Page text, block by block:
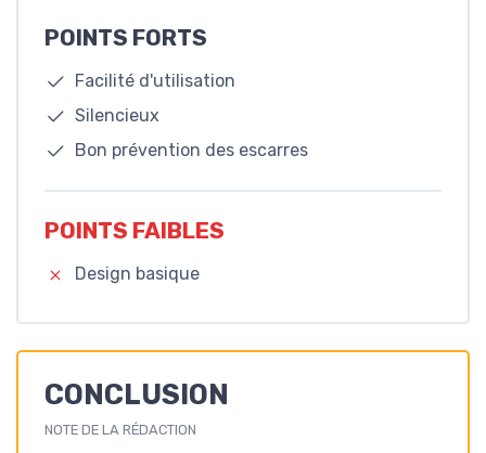
POINTS FORTS
Facilité d'utilisation
Silencieux
Bon prévention des escarres
POINTS FAIBLES
Design basique
CONCLUSION
NOTE DE LA RÉDACTION
🔥 POPULAIRE
MOBICLINIC
®, Matelas à air alterné, Modèle Mobi 1,
avec moteur à compresseur, PVC
médical ignifuge, Marque européenne,